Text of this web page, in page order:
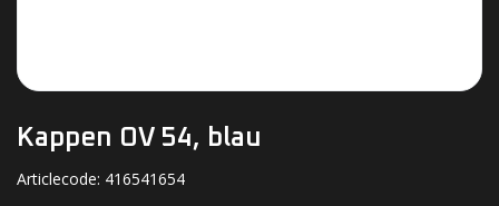
Kappen OV 54, blau
Articlecode: 416541654